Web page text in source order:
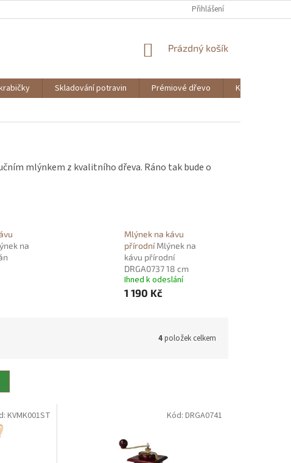
Přihlášení
NÁKUPNÍ
Prázdný košík
Skladování potravin Prémiové dřevo
Knihy
mlýnkem z kvalitního dřeva. Ráno tak bude o
na
Mlýnek na kávu
přírodníMlýnek na
kávu přírodní
DRGA0737 18 cm
Ihned k odeslání
1 190 Kč
4položek celkem
KVMK001ST Kód: DRGA0741